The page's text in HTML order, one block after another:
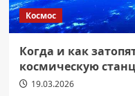
Космос
Когда и как
космическую
19.03.2026